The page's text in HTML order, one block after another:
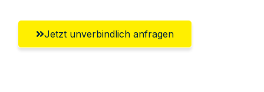
Jetzt unverbindlich anfragen